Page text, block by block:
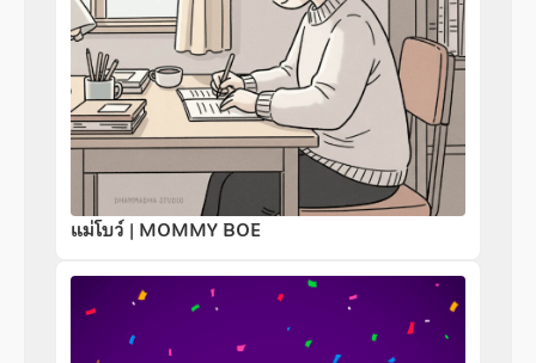
แม่โบว์ | MOMMY BOE